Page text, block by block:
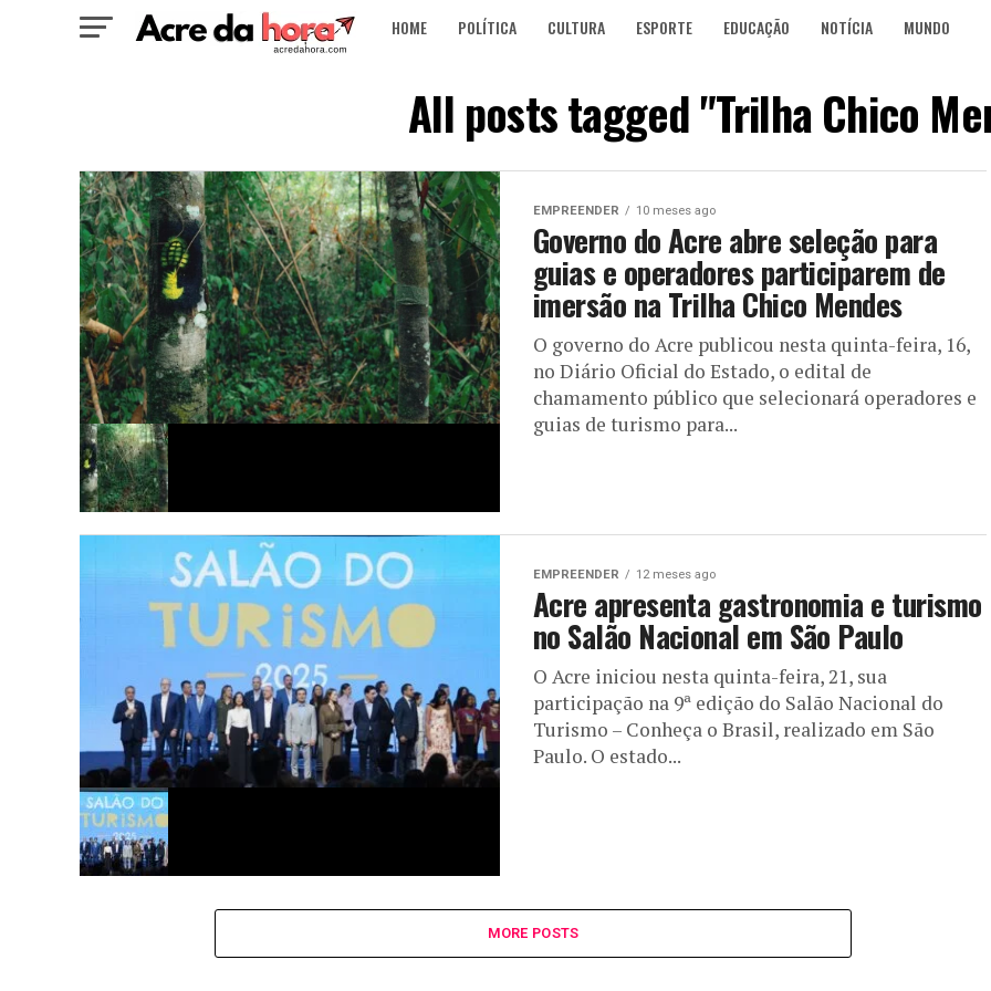
HOME POLÍTICA CULTURA ESPORTE EDUCAÇÃO NOTÍCIA MUNDO
All posts tagged "Trilha Chico
EMPREENDER 10 meses ago
Governo do Acre abre seleção para
guias e operadores participarem de
imersão na Trilha Chico Mendes
O governo do Acre publicou nesta quinta-feira, 16,
no Diário Oficial do Estado, o edital de
chamamento público que selecionará operadores e
guias de turismo para...
EMPREENDER 12 meses ago
Acre apresenta gastronomia e turismo
no Salão Nacional em São Paulo
O Acre iniciou nesta quinta-feira, 21, sua
participação na 9ª edição do Salão Nacional do
Turismo – Conheça o Brasil, realizado em São
Paulo. O estado...
MORE POSTS